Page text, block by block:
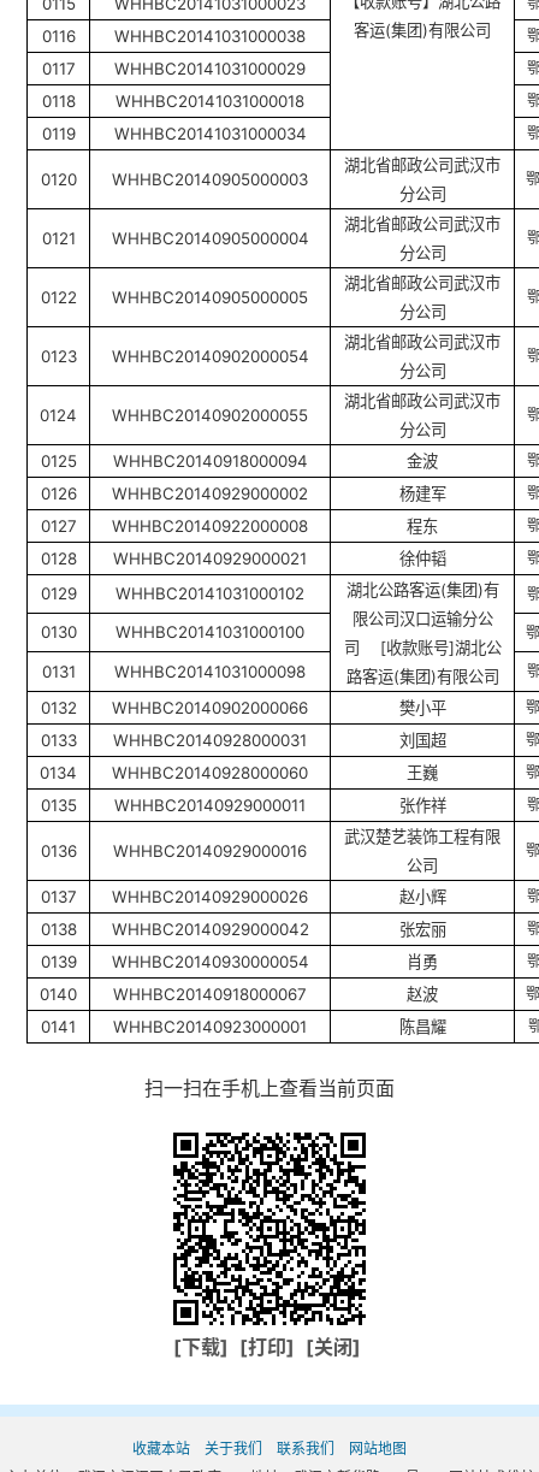
客运(集团)有限公司
0116 WHHBC20141031000038
0117 WHHBC20141031000029
0118 WHHBC20141031000018
0119 WHHBC20141031000034
0120 WHHBC20140905000003
湖北省邮政公司武汉市
分公司
0121 WHHBC20140905000004
湖北省邮政公司武汉市
分公司
0122 WHHBC20140905000005
湖北省邮政公司武汉市
分公司
0123 WHHBC20140902000054
湖北省邮政公司武汉市
分公司
0124 WHHBC20140902000055
湖北省邮政公司武汉市
分公司
0125 WHHBC20140918000094 金波
0126 WHHBC20140929000002 杨建军
0127 WHHBC20140922000008 程东
0128 WHHBC20140929000021 徐仲韬
0129 WHHBC20141031000102 湖北公路客运(集团)有
限公司汉口运输分公
司
[收款账号]湖北公
路客运(集团)有限公司
0130 WHHBC20141031000100
0131 WHHBC20141031000098
0132 WHHBC20140902000066 樊小平
0133 WHHBC20140928000031 刘国超
0134 WHHBC20140928000060 王巍
0135 WHHBC20140929000011 张作祥
0136 WHHBC20140929000016
武汉楚艺装饰工程有限
公司
0137 WHHBC20140929000026 赵小辉
0138 WHHBC20140929000042 张宏丽
0139 WHHBC20140930000054 肖勇
0140 WHHBC20140918000067 赵波 鄂
0141 WHHBC20140923000001 陈昌耀
扫一扫在手机上查看当前页面
[下载] [打印] [关闭]
收藏本站 关于我们 联系我们
网站地图